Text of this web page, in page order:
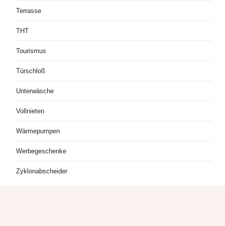
Terrasse
THT
Tourismus
Türschloß
Unterwäsche
Vollnieten
Wärmepumpen
Werbegeschenke
Zyklonabscheider